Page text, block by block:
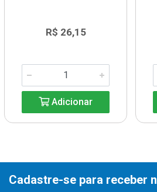
R$ 26,15
Adicionar
Cadastre-se para receber